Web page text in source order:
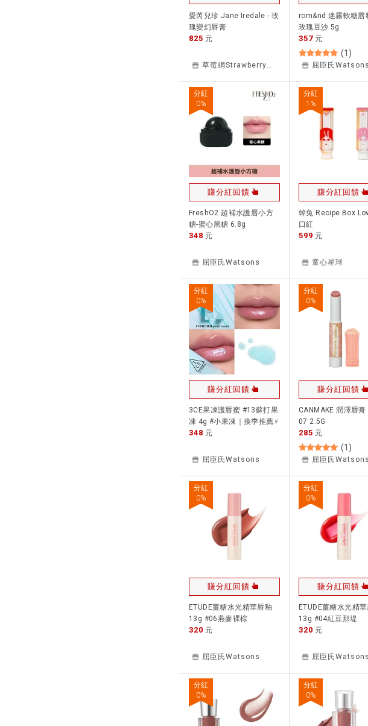
愛芮兒珍 Jane Iredale - 玫
瑰變幻唇膏
825 元
草莓網Strawberrynet
rom&nd 迷霧軟糖唇
玫瑰豆沙 5g
357 元
(1 )
屈臣氏Watsons
分紅
0%
賺分紅回饋
FreshO2 超補水護唇小方
糖-蜜心黑糖 6.8g
348 元
屈臣氏Watsons
分紅
1 %
賺分紅回饋
韓兔 Recipe Box
口紅
599 元
童心星球
分紅
0%
賺分紅回饋
3CE果凍護唇蜜 #13蘇打果
凍 4g #小果凍｜換季推薦⚡
專櫃保養 夏季彩妝
348 元
屈臣氏Watsons
分紅
0%
賺分紅回饋
CANMAKE 潤澤唇
07 2.5G
285 元
(1 )
屈臣氏Watsons
分紅
0%
賺分紅回饋
ETUDE薑糖水光精華唇釉
13g #06燕麥裸棕
320 元
屈臣氏Watsons
分紅
0%
賺分紅回饋
ETUDE薑糖水光精
13g #04紅豆那堤
320 元
屈臣氏Watsons
分紅
0%
分紅
0%